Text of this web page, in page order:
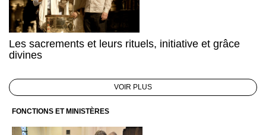
Les sacrements et leurs rituels, initiative et grâce
divines
VOIR PLUS
FONCTIONS ET MINISTÈRES